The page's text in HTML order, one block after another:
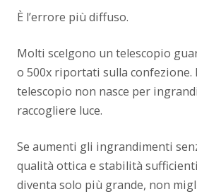
È l’errore più diffuso.
Molti scelgono un telescopio
o 500x riportati sulla confezione.
telescopio non nasce per
raccogliere luce.
Se aumenti gli ingrandimenti
qualità ottica e stabilità
diventa solo più grande, non